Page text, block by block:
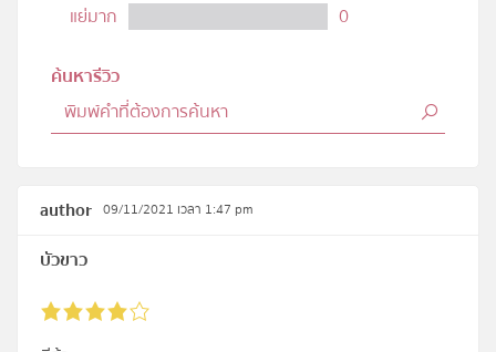
แย่มาก
0
ค้นหารีวิว
author 09/11/2021 เวลา 1:47 pm
บัวขาว